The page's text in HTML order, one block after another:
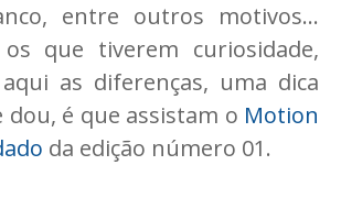
entre outros motivos...
que tiverem curiosidade,
as diferenças, uma dica
é que assistam o Motion
da edição número 01.